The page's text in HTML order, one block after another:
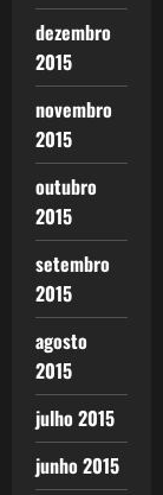
dezembro
2015
novembro
2015
outubro
2015
setembro
2015
agosto
2015
julho 2015
junho 2015